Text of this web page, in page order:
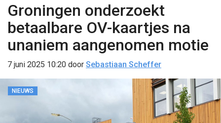
Groningen onderzoekt
betaalbare OV-kaartjes na
unaniem aangenomen motie
7 juni 2025 10:20 door Sebastiaan Scheffer
NIEUWS